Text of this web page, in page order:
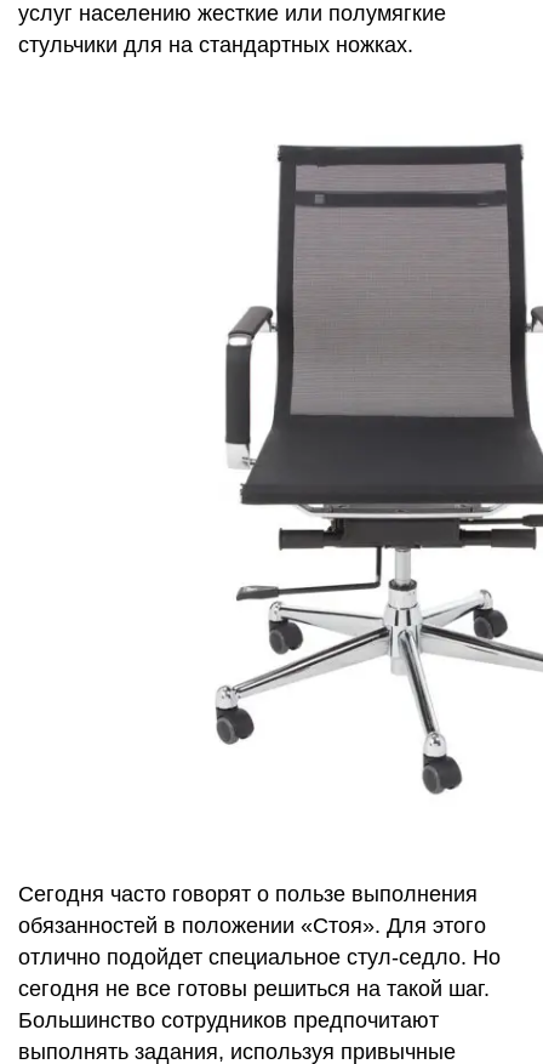
услуг населению жесткие или полумягкие
стульчики для на стандартных ножках.
Сегодня часто говорят о пользе выполнения
обязанностей в положении «Стоя». Для этого
отлично подойдет специальное стул-седло. Но
сегодня не все готовы решиться на такой шаг.
Большинство сотрудников предпочитают
выполнять задания, используя привычные